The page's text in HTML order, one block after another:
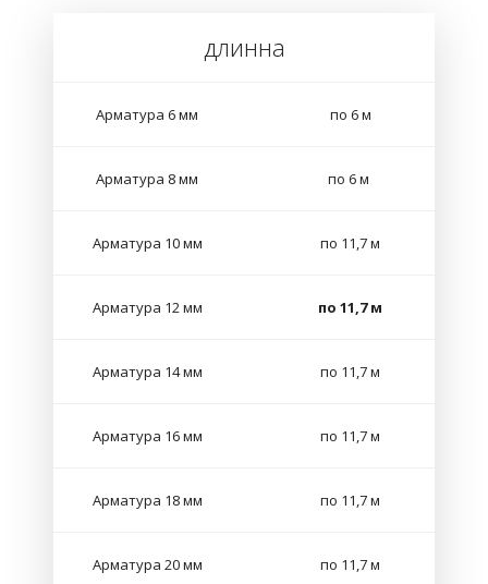
длинна
Арматура 6 мм по 6 м
Арматура 8 мм по 6 м
Арматура 10 мм по 11,7 м
Арматура 12 мм по 11,7 м
Арматура 14 мм по 11,7 м
Арматура 16 мм по 11,7 м
Арматура 18 мм по 11,7 м
Арматура 20 мм по 11,7 м